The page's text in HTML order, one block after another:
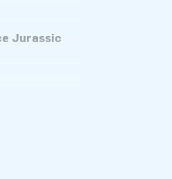
Jurassic
niż 10 minut.